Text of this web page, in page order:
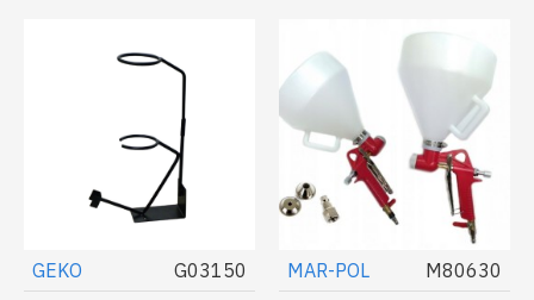
GEKO G03150 MAR-POL M80630